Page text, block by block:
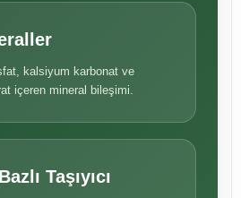
kalsiyum karbonat ve
içeren mineral bileşimi.
Taşıyıcı